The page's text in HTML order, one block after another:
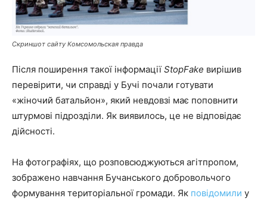
Скриншот сайту Комсомольская правда
Після поширення такої інформації StopFake вирішив
перевірити, чи справді у Бучі почали готувати
«жіночий батальйон», який невдовзі має поповнити
штурмові підрозділи. Як виявилось, це не відповідає
дійсності.
На фотографіях, що розповсюджуються агітпропом,
зображено навчання Бучанського добровольчого
формування територіальної громади. Як повідомили у